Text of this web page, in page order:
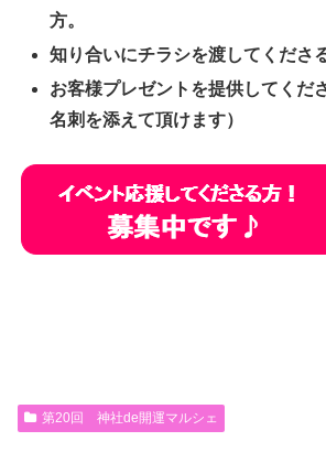
方。
知り合いにチラシを渡してくださ
お客様プレゼントを提供してくだ
名刺を添えて頂けます）
第20回 神社de開運マルシェ